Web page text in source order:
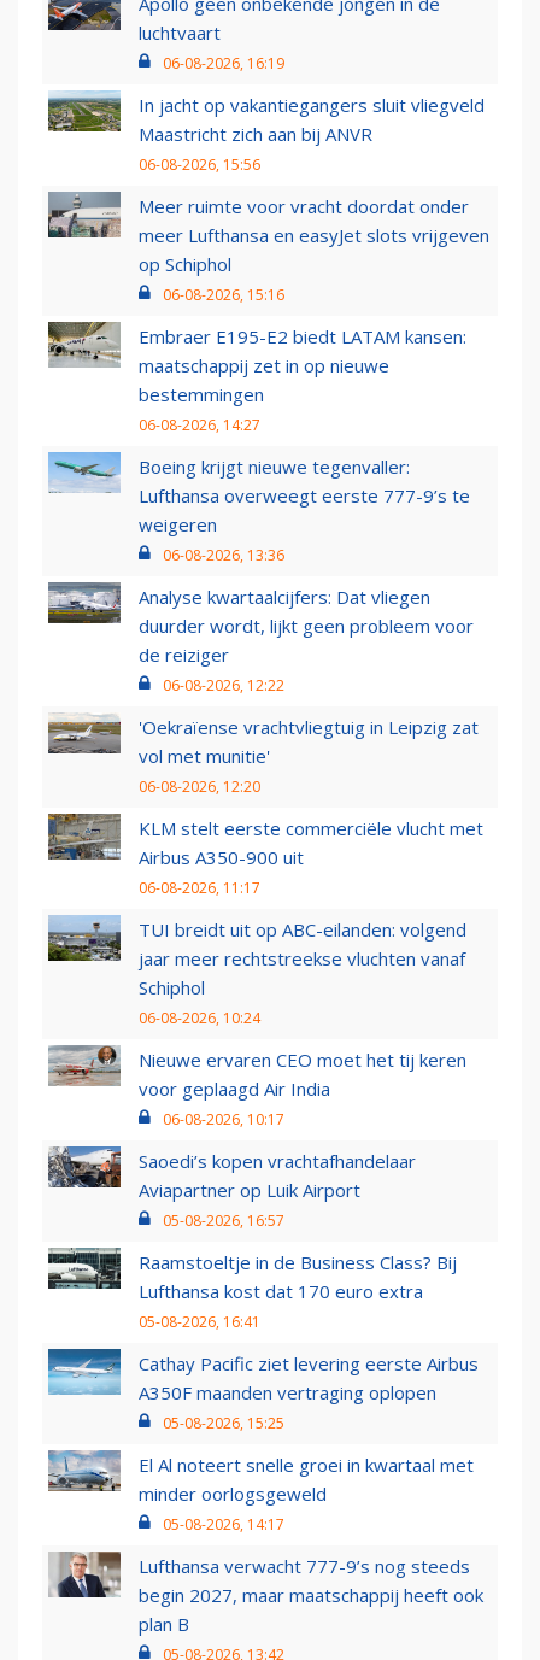
luchtvaart
06-08-2026, 16:19
In jacht op vakantiegangers sluit vliegveld
Maastricht zich aan bij ANVR
06-08-2026, 15:56
Meer ruimte voor vracht doordat onder
meer Lufthansa en easyJet slots vrijgeven
op Schiphol
06-08-2026, 15:16
Embraer E195-E2 biedt LATAM kansen:
maatschappij zet in op nieuwe
bestemmingen
06-08-2026, 14:27
Boeing krijgt nieuwe tegenvaller:
Lufthansa overweegt eerste 777-9’s te
weigeren
06-08-2026, 13:36
Analyse kwartaalcijfers: Dat vliegen
duurder wordt, lijkt geen probleem voor
de reiziger
06-08-2026, 12:22
'Oekraïense vrachtvliegtuig in Leipzig zat
vol met munitie'
06-08-2026, 12:20
KLM stelt eerste commerciële vlucht met
Airbus A350-900 uit
06-08-2026, 11:17
TUI breidt uit op ABC-eilanden: volgend
jaar meer rechtstreekse vluchten vanaf
Schiphol
06-08-2026, 10:24
Nieuwe ervaren CEO moet het tij keren
voor geplaagd Air India
06-08-2026, 10:17
Saoedi’s kopen vrachtafhandelaar
Aviapartner op Luik Airport
05-08-2026, 16:57
Raamstoeltje in de Business Class? Bij
Lufthansa kost dat 170 euro extra
05-08-2026, 16:41
Cathay Pacific ziet levering eerste Airbus
A350F maanden vertraging oplopen
05-08-2026, 15:25
El Al noteert snelle groei in kwartaal met
minder oorlogsgeweld
05-08-2026, 14:17
Lufthansa verwacht 777-9’s nog steeds
begin 2027, maar maatschappij heeft ook
plan B
05-08-2026, 13:42